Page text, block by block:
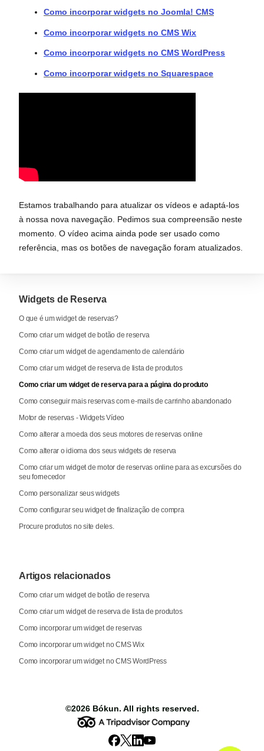
Como incorporar widgets no Joomla! CMS
Como incorporar widgets no CMS Wix
Como incorporar widgets no CMS WordPress
Como incorporar widgets no Squarespace
Estamos trabalhando para atualizar os vídeos e adaptá-los
à nossa nova navegação. Pedimos sua compreensão neste
momento. O vídeo acima ainda pode ser usado como
referência, mas os botões de navegação foram atualizados.
Widgets de Reserva
O que é um widget de reservas?
Como criar um widget de botão de reserva
Como criar um widget de agendamento de calendário
Como criar um widget de reserva de lista de produtos
Como criar um widget de reserva para a página do produto
Como conseguir mais reservas com e-mails de carrinho abandonado
Motor de reservas - Widgets Vídeo
Como alterar a moeda dos seus motores de reservas online
Como alterar o idioma dos seus widgets de reserva
Como criar um widget de motor de reservas online para as excursões do
seu fornecedor
Como personalizar seus widgets
Como configurar seu widget de finalização de compra
Procure produtos no site deles.
Artigos relacionados
Como criar um widget de botão de reserva
Como criar um widget de reserva de lista de produtos
Como incorporar um widget de reservas
Como incorporar um widget no CMS Wix
Como incorporar um widget no CMS WordPress
©2026 Bókun. All rights reserved.